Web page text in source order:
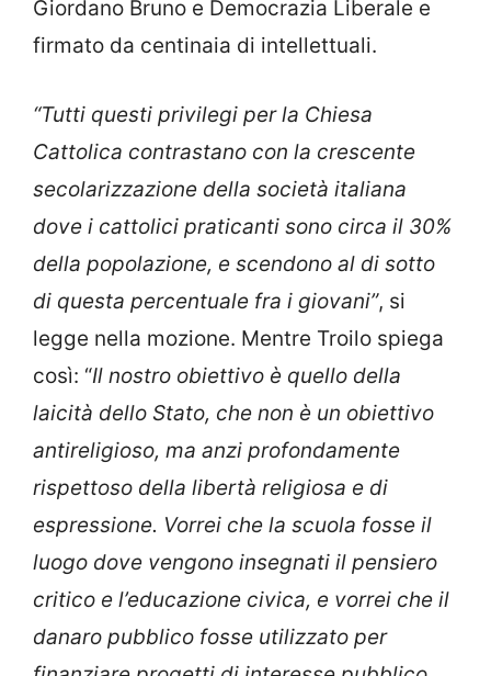
Giordano Bruno e Democrazia Liberale e
firmato da centinaia di intellettuali.
“Tutti questi privilegi per la Chiesa
Cattolica contrastano con la crescente
secolarizzazione della società italiana
dove i cattolici praticanti sono circa il 30%
della popolazione, e scendono al di sotto
di questa percentuale fra i giovani”, si
legge nella mozione. Mentre Troilo spiega
così: “Il nostro obiettivo è quello della
laicità dello Stato, che non è un obiettivo
antireligioso, ma anzi profondamente
rispettoso della libertà religiosa e di
espressione. Vorrei che la scuola fosse il
luogo dove vengono insegnati il pensiero
critico e l’educazione civica, e vorrei che il
danaro pubblico fosse utilizzato per